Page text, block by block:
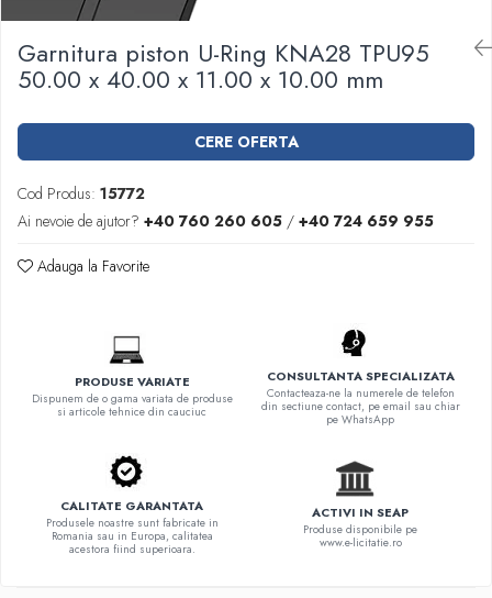
Garnituri racord filetat
Garnituri tip flanse
Pentru etansari cu gauri de trecere a
86071
Pentru flanse plate cu umar (RF) conform
DIN 2690
Garnitura piston U-Ring KNA28 TPU95
50.00 x 40.00 x 11.00 x 10.00 mm
CERE OFERTA
Cod Produs: 15772
Ai nevoie de ajutor? +40 760 260 605 / +40 724 659 955
Adauga la Favorite
PRODUSE VARIATE
Dispunem de o gama variata de produse
si articole tehnice din cauciuc
CONSULTANTA SPECIALIZATA
Contacteaza-ne la numerele de telefon
din sectiune contact, pe email sau chiar
pe WhatsApp
CALITATE GARANTATA
Produsele noastre sunt fabricate in
Romania sau in Europa, calitatea
acestora fiind superioara.
ACTIVI IN SEAP
Produse disponibile pe
www.e-licitatie.ro